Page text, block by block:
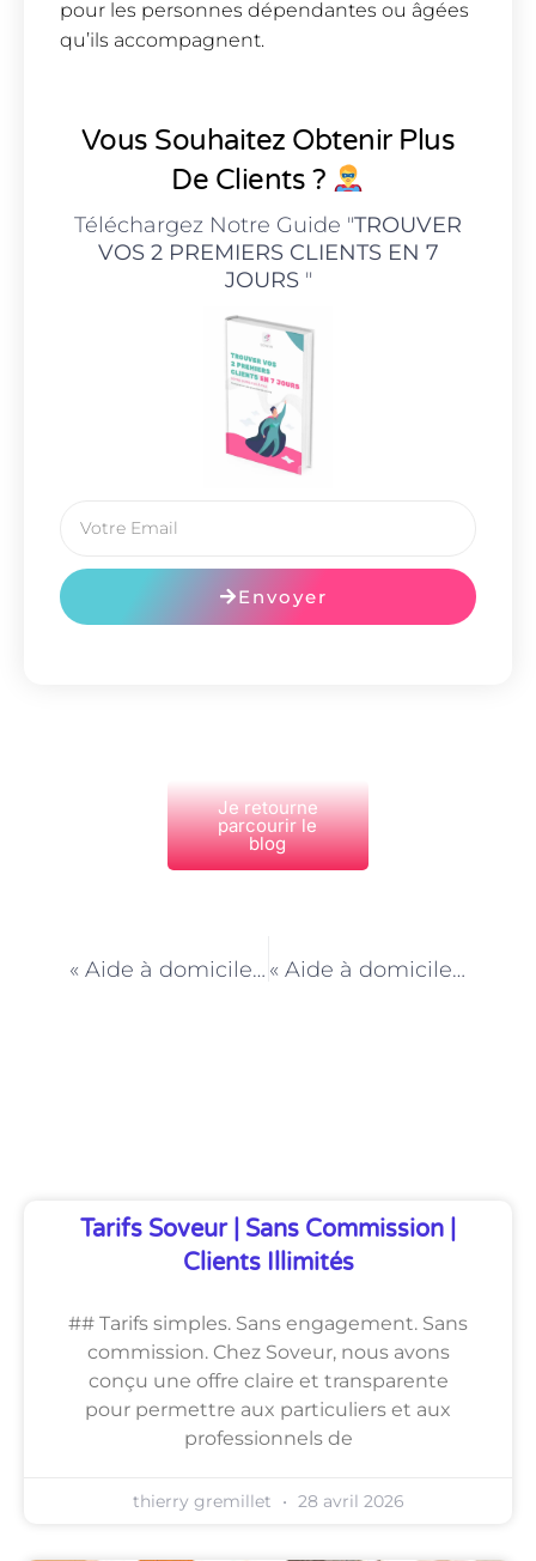
pour les personnes dépendantes ou âgées
qu’ils accompagnent.
Vous Souhaitez Obtenir Plus
De Clients ?
Téléchargez Notre Guide "TROUVER
VOS 2 PREMIERS CLIENTS EN 7
JOURS"
Envoyer
Je retourne
parcourir le
blog
« Aide à domicile à Paris : comment faire face aux situations d’urgence médicale ? » « Aide à domicile à Paris : un métier au service de la solidarité et du bien-être des autres »
Tarifs Soveur | Sans Commission |
Clients Illimités
## Tarifs simples. Sans engagement. Sans
commission. Chez Soveur, nous avons
conçu une offre claire et transparente
pour permettre aux particuliers et aux
professionnels de
thierry gremillet 28 avril 2026